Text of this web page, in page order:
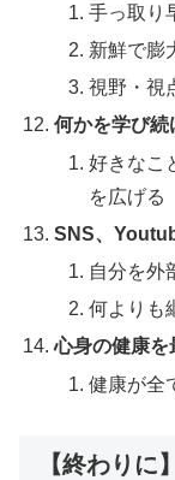
手っ取り
新鮮で膨
視野・視
何かを学び続
好きなこ
を広げる
SNS、
自分を外
何よりも
心身の健康を
健康が全
【終わりに】